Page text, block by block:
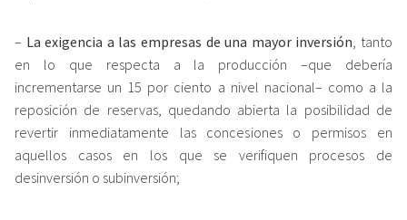
– La exigencia a las empresas de una mayor inversión , tanto
en lo que respecta a la producción –que debería
incrementarse un 15 por ciento a nivel nacional– como a la
reposición de reservas, quedando abierta la posibilidad de
revertir inmediatamente las concesiones o permisos en
aquellos casos en los que se verifiquen procesos de
desinversión o subinversión;